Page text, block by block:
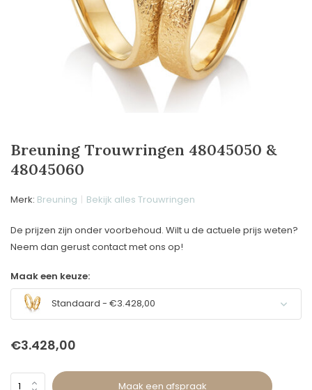
Breuning Trouwringen 48045050 &
48045060
Merk: Breuning Bekijk alles Trouwringen
De prijzen zijn onder voorbehoud. Wilt u de actuele prijs weten?
Neem dan gerust contact met ons op!
Maak een keuze:
Standaard - €3.428,00
€3.428,00
Maak een afspraak